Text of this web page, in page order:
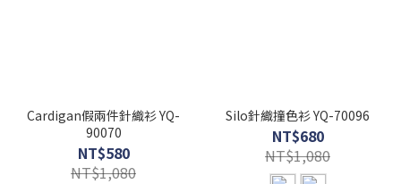
Cardigan假兩件針織衫 YQ-
90070
NT$580
NT$1,080
Silo針織撞色衫 YQ-70096
NT$680
NT$1,080